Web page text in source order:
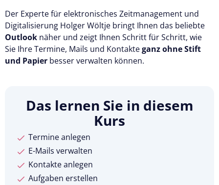
Der Experte für elektronisches Zeitmanagement und
Digitalisierung Holger Wöltje bringt Ihnen das beliebte
Outlook näher und zeigt Ihnen Schritt für Schritt, wie
Sie Ihre Termine, Mails und Kontakteganz ohne Stift
und Papier besser verwalten können.
Das lernen Sie in diesem
Kurs
Termine anlegen
E-Mails verwalten
Kontakte anlegen
Aufgaben erstellen